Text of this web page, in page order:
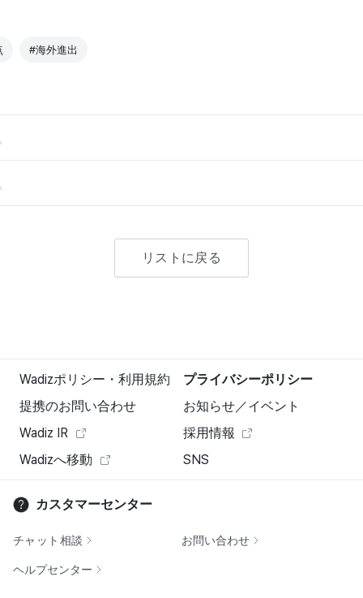
#海外進出
リストに戻る
Wadizポリシー・利用規約
プライバシーポリシー
提携のお問い合わせ
お知らせ／イベント
Wadiz IR
採用情報
Wadizへ移動
SNS
カスタマーセンター
チャット相談 お問い合わせ
ヘルプセンター